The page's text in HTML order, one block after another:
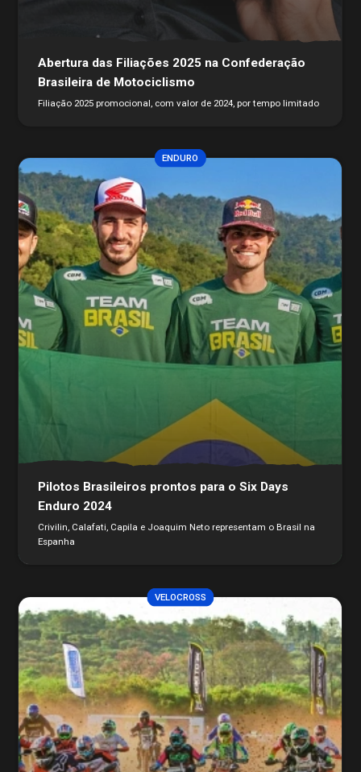
Seguro Pilotos
Licença CBM 2026
Licença FIM
Federações
Calendário
Abertura das Filiações 2025 na Confederação
Brasileira de Motociclismo
Filiação 2025 promocional, com valor de 2024, por tempo limitado
Pilotos Brasileiros prontos para o Six Days
Enduro 2024
Crivilin, Calafati, Capila e Joaquim Neto representam o Brasil na
Espanha
ENDURO
VELOCROSS